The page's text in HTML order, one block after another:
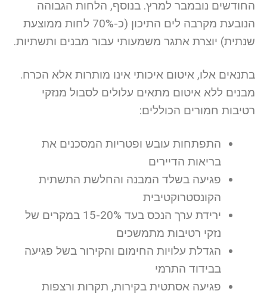
החודשים נובמבר למרץ. בנוסף, הלחות הגבוהה
הנובעת מקרבה לים התיכון (כ-70% לחות ממוצעת
שנתית) יוצרת אתגר משמעותי עבור מבנים ותשתיות.
בתנאים אלו, איטום איכותי אינו מותרות אלא הכרח.
מבנים ללא איטום מתאים עלולים לסבול מנזקי
רטיבות חמורים הכוללים:
התפתחות עובש ופטריות המסכנים את
בריאות הדיירים
פגיעה בשלד המבנה והחלשת התשתית
הקונסטרוקטיבית
ירידת ערך הנכס בעד 15-20% במקרים של
נזקי רטיבות מתמשכים
הגדלת עלויות החימום והקירור בשל פגיעה
בבידוד התרמי
פגיעה אסתטית בקירות, תקרות ורצפות